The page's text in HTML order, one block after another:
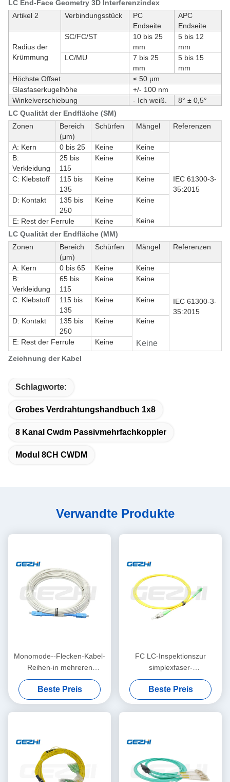
LC End-Face Geometry 3D Interferenzindex
Artikel 2
Verbindungsstück
PC
Endseite
APC
Endseite
Radius der
Krümmung
SC/FC/ST
10 bis 25
mm
5 bis 12
mm
LC/MU
7 bis 25
mm
5 bis 15
mm
Höchste Offset
≤ 50 μm
Glasfaserkugelhöhe
+/- 100 nm
Winkelverschiebung
- Ich weiß.
8° ± 0,5°
LC Qualität der Endfläche (SM)
Zonen
Bereich
(μm)
Schürfen Mängel Referenzen
A: Kern 0 bis 25 Keine Keine
IEC 61300-3-
35:2015
B:
Verkleidung
25 bis
115
Keine Keine
C: Klebstoff
115 bis
135
Keine Keine
D: Kontakt
135 bis
250
Keine Keine
E: Rest der Ferrule Keine
Keine
LC Qualität der Endfläche (MM)
Zonen
Bereich
(μm)
Schürfen Mängel Referenzen
A: Kern 0 bis 65 Keine Keine
IEC 61300-3-
35:2015
B:
Verkleidung
65 bis
115
Keine Keine
C: Klebstoff
115 bis
135
Keine Keine
D: Kontakt
135 bis
250
Keine Keine
E: Rest der Ferrule Keine Keine
Zeichnung der Kabel
Schlagworte:
Grobes Verdrahtungshandbuch 1x8
8 Kanal Cwdm Passivmehrfachkoppler
Modul 8CH CWDM
Verwandte Produkte
Monomode--Flecken-Kabel-
Reihen-in mehreren
Betriebsarten gepanzertes
Faser-
Optikverbindungskabel
Beste Preis
FC LC-Inspektionszur
simplexfaser-
Optikverbindungskabel-
kundengerechten Länge für
Datenübertragung
Beste Preis